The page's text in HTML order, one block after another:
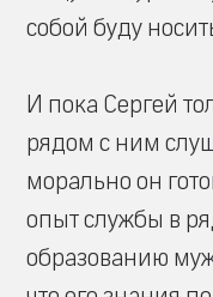
собой буду
И пока Сергей
рядом с ним
морально он
опыт службы в
образованию